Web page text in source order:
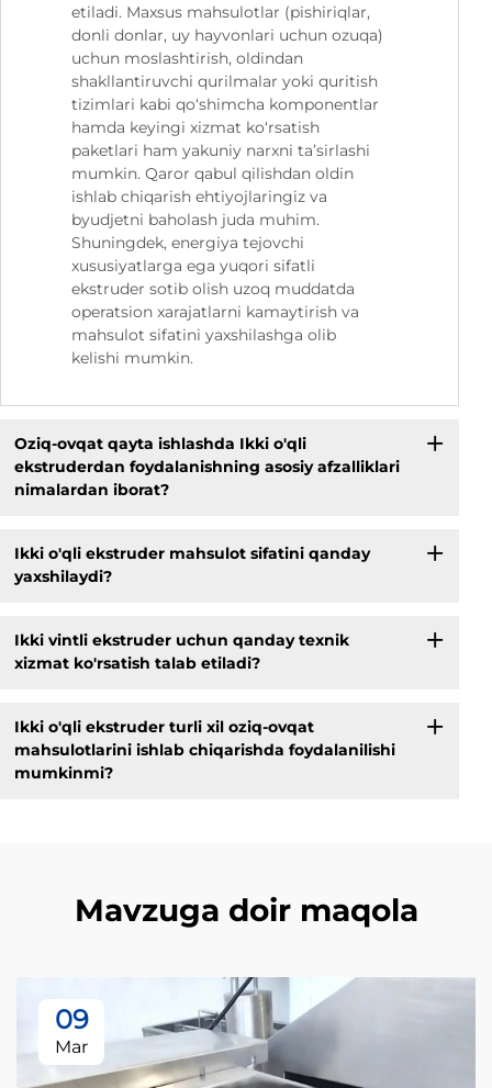
etiladi. Maxsus mahsulotlar (pishiriqlar,
donli donlar, uy hayvonlari uchun ozuqa)
uchun moslashtirish, oldindan
shakllantiruvchi qurilmalar yoki quritish
tizimlari kabi qo‘shimcha komponentlar
hamda keyingi xizmat ko‘rsatish
paketlari ham yakuniy narxni ta’sirlashi
mumkin. Qaror qabul qilishdan oldin
ishlab chiqarish ehtiyojlaringiz va
byudjetni baholash juda muhim.
Shuningdek, energiya tejovchi
xususiyatlarga ega yuqori sifatli
ekstruder sotib olish uzoq muddatda
operatsion xarajatlarni kamaytirish va
mahsulot sifatini yaxshilashga olib
kelishi mumkin.
Oziq-ovqat qayta ishlashda Ikki o'qli
ekstruderdan foydalanishning asosiy afzalliklari
nimalardan iborat?
Ikki o'qli ekstruder mahsulot sifatini qanday
yaxshilaydi?
Ikki vintli ekstruder uchun qanday texnik
xizmat ko'rsatish talab etiladi?
Ikki o'qli ekstruder turli xil oziq-ovqat
mahsulotlarini ishlab chiqarishda foydalanilishi
mumkinmi?
Mavzuga doir maqola
09
Mar